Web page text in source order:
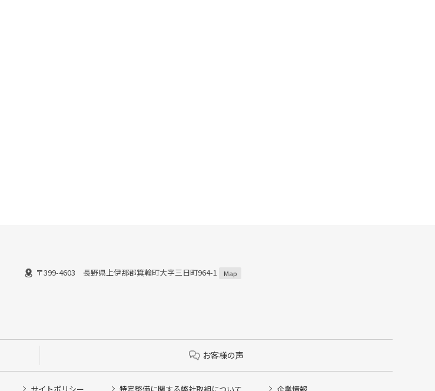
〒399-4603 長野県上伊那郡箕輪町大字三日町964-1 Map
お客様の声
サイトポリシー 特定整備に関する弊社取組について 企業情報